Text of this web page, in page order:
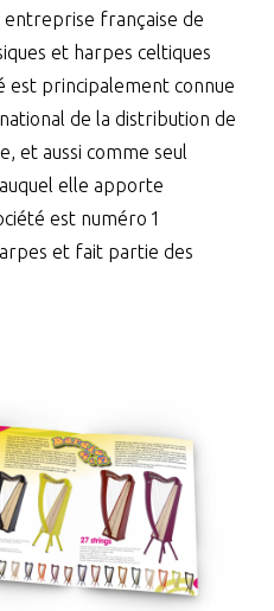
entreprise française de
et harpes celtiques
est principalement connue
de la distribution de
et aussi comme seul
elle apporte
est numéro 1
et fait partie des